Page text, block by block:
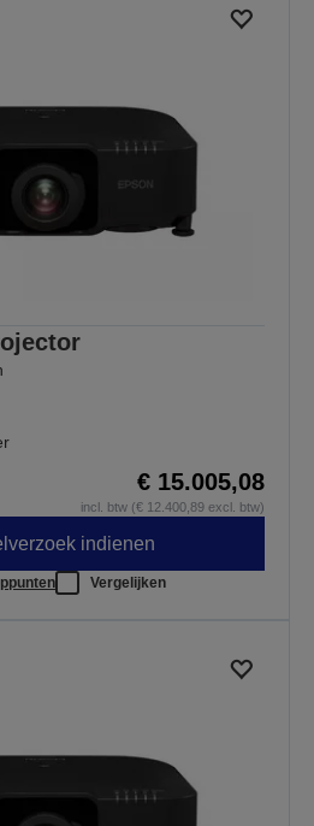
€ 15.005,08
incl. btw (€ 12.400,89 excl. btw)
indienen
Vergelijken